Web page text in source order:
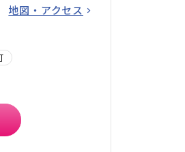
地図・アクセス